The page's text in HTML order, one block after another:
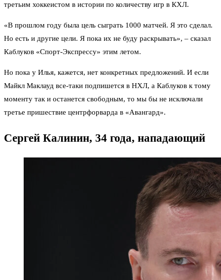
третьим хоккеистом в истории по количеству игр в КХЛ.
«В прошлом году была цель сыграть 1000 матчей. Я это сделал.
Но есть и другие цели. Я пока их не буду раскрывать», – сказал
Каблуков «Спорт-Экспрессу» этим летом.
Но пока у Илья, кажется, нет конкретных предложений. И если
Майкл Маклауд все-таки подпишется в НХЛ, а Каблуков к тому
моменту так и останется свободным, то мы бы не исключали
третье пришествие центрфорварда в «Авангард».
Сергей Калинин, 34 года, нападающий